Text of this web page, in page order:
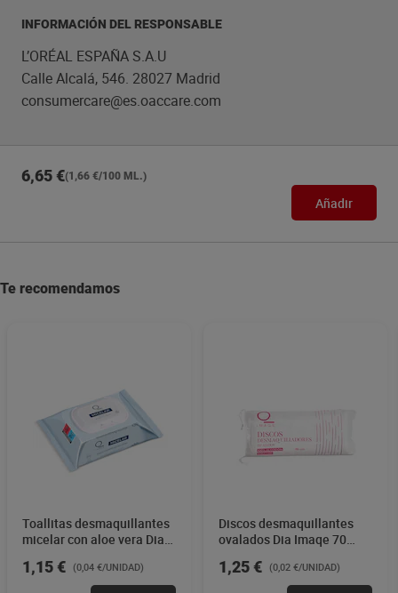
diferencia desde la primera aplicación!
INFORMACIÓN DEL RESPONSABLE
L’ORÉAL ESPAÑA S.A.U
Calle Alcalá, 546. 28027 Madrid
consumercare@es.oaccare.com
6,65 €(1,66 €/100 ML.)
Añadir
Te recomendamos
Toallitas desmaquillantes
micelar con aloe vera Dia
1,15 € (0,04 €/UNIDAD)
Discos desmaquillantes
ovalados Dia Imaqe 70
1,25 € (0,02 €/UNIDAD)